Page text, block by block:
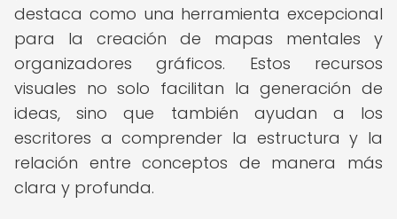
destaca como una herramienta excepcional
para la creación de mapas mentales y
organizadores gráficos. Estos recursos
visuales no solo facilitan la generación de
ideas, sino que también ayudan a los
escritores a comprender la estructura y la
relación entre conceptos de manera más
clara y profunda.